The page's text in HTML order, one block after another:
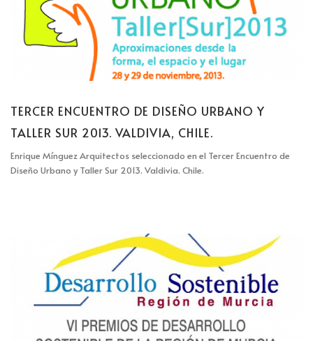
TERCER ENCUENTRO DE DISEÑO URBANO Y
TALLER SUR 2013. VALDIVIA, CHILE.
Enrique Mínguez Arquitectos seleccionado en el Tercer Encuentro de
Diseño Urbano y Taller Sur 2013. Valdivia. Chile.